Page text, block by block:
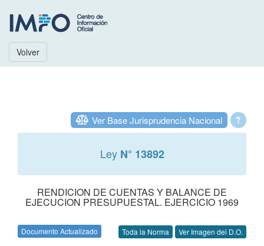
Volver
?
Ver Base Jurisprudencia Nacional
Ley N° 13892
RENDICION DE CUENTAS Y BALANCE DE
EJECUCION PRESUPUESTAL. EJERCICIO 1969
Documento Actualizado Toda la Norma Ver Imagen del D.O.